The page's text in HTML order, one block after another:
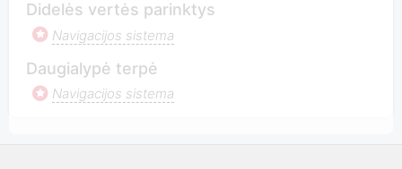
Didelės vertės parinktys
Navigacijos sistema
Daugialypė terpė
Navigacijos sistema